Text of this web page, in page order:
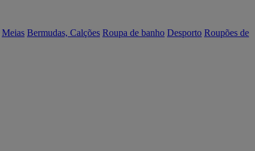
Meias Bermudas, Calções Roupa de banho Desporto Roupões de